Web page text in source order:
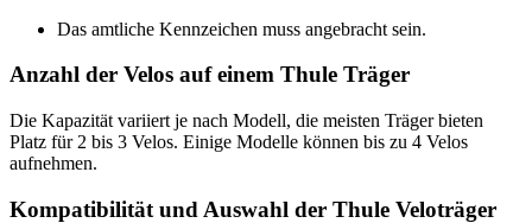
Das amtliche Kennzeichen muss angebracht sein.
Anzahl der Velos auf einem Thule Träger
Die Kapazität variiert je nach Modell, die meisten Träger bieten
Platz für 2 bis 3 Velos. Einige Modelle können bis zu 4 Velos
aufnehmen.
Kompatibilität und Auswahl der Thule Veloträger